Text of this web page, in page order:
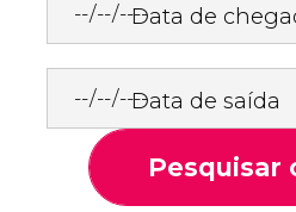
Data de
Data de saída
Pesquisar